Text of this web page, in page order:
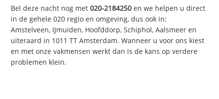
Bel deze nacht nog met020-2184250 en we helpen u direct
in de gehele 020 regio en omgeving, dus ook in:
Amstelveen, IJmuiden, Hoofddorp, Schiphol, Aalsmeer en
uiteraard in 1011 TT Amsterdam. Wanneer u voor ons kiest
en met onze vakmensen werkt dan is de kans op verdere
problemen klein.